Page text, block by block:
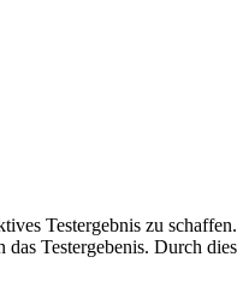
Testergebnis zu
Testergebenis. Durch